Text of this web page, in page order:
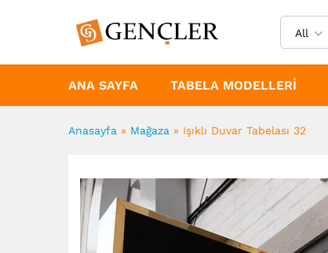
All
ANA SAYFA TABELA MODELLERI
Anasayfa » Mağaza » Işıklı Duvar Tabelası 32